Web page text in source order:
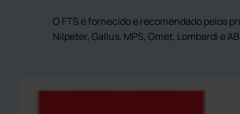
O FTS é fornecido e recomendado pelos
Nilpeter, Gallus, MPS, Omet, Lombardi e